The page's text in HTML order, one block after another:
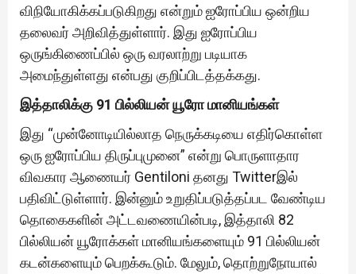
விநியோகிக்கப்படுகிறது என்றும் ஐரோப்பிய ஒன்றிய
தலைவர் அறிவித்துள்ளார். இது ஐரோப்பிய
ஒருங்கிணைப்பில் ஒரு வரலாற்று படியாக
அமைந்துள்ளது என்பது குறிப்பிடத்தக்கது.
இத்தாலிக்கு 91 பில்லியன் யூரோ மானியங்கள்
இது “முன்னோடியில்லாத நெருக்கடியை எதிர்கொள்ள
ஒரு ஐரோப்பிய திருப்புமுனை” என்று பொருளாதார
விவகார ஆணையர் Gentiloni தனது Twitterஇல்
பதிவிட்டுள்ளார். இன்னும் உறுதிப்படுத்தப்பட வேண்டிய
தொகைகளின் அட்டவணையின்படி, இத்தாலி 82
பில்லியன் யூரோக்கள் மானியங்களையும் 91 பில்லியன்
கடன்களையும் பெறக்கூடும். மேலும், தொற்றுநோயால்